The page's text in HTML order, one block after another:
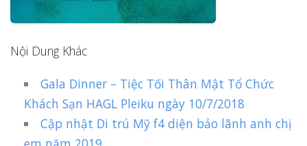
Nội Dung Khác
Gala Dinner – Tiệc Tối Thân Mật Tổ Chức
Khách Sạn HAGL Pleiku ngày 10/7/2018
Cập nhật Di trú Mỹ f4 diện bảo lãnh anh chị